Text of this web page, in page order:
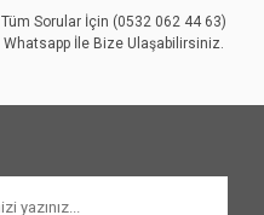
Tüm Sorular İçin (0532 062 44 63)
Whatsapp İle Bize Ulaşabilirsiniz.